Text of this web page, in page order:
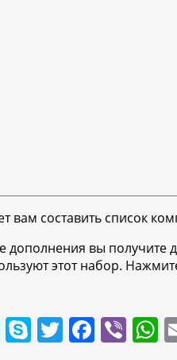
вам составить список
дополнения вы получите
этот набор.
T S T F Vi